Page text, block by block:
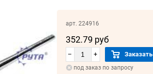
арт. 224916
352.79 руб
– + Заказать
под заказ по запросу